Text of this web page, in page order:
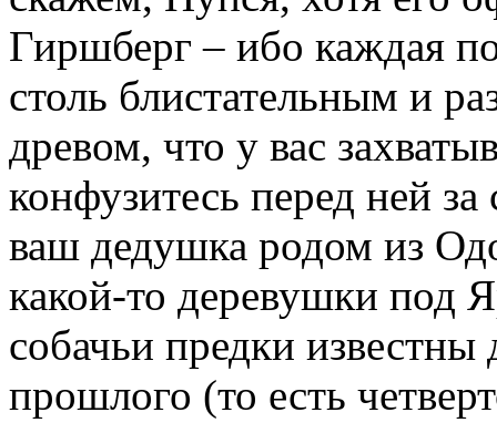
Гиршберг – ибо каждая
столь блистательным и
древом, что у вас
конфузитесь перед ней
ваш дедушка родом из
какой-то деревушки под
собачьи предки
прошлого (то есть